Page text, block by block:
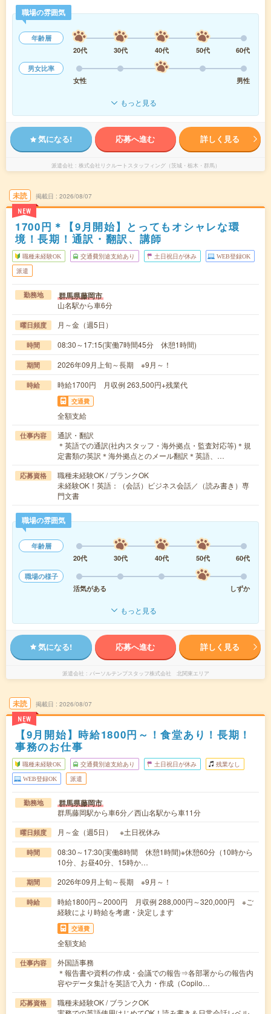
職場の雰囲気
年齢層
20代
30代 40代 50代
60代
男女比率
女性
男性
もっと見る
気になる! 応募へ進む 詳しく見る
派遣会社 株式会社リクルートスタッフィング（茨城・栃木・群馬）
未読
NEW
掲載日 2026/08/07
1700円＊【9月開始】とってもオシャレな環
境！長期！通訳・翻訳、講師
職種未経験OK 交通費別途支給あり 土日祝日が休み WEB登録OK
派遣
勤務地 群馬県藤岡市
山名駅から車6分
曜日頻度 月～金（週5日）
時間 08:30～17:15(実働7時間45分 休憩1時間)
期間 2026年09月上旬～長期 ※9月～！
時給 時給1700円 月収例 263,500円+残業代
交通費
全額支給
仕事内容
通訳・翻訳
＊英語での通訳(社内スタッフ・海外拠点・監査対応等)＊規
定書類の英訳＊海外拠点とのメール翻訳＊英語、…
応募資格
職種未経験OK / ブランクOK
未経験OK！英語：（会話）ビジネス会話／（読み書き）専
門文書
職場の雰囲気
年齢層
20代
30代 40代 50代
60代
職場の様子
活気がある
しずか
もっと見る
気になる! 応募へ進む 詳しく見る
派遣会社 パーソルテンプスタッフ株式会社 北関東エリア
未読
NEW
掲載日 2026/08/07
【9月開始】時給1800円～！食堂あり！長期！
事務のお仕事
職種未経験OK 交通費別途支給あり 土日祝日が休み 残業なし
WEB登録OK 派遣
勤務地 群馬県藤岡市
群馬藤岡駅から車6分／西山名駅から車11分
曜日頻度 月～金（週5日） ※土日祝休み
時間
08:30～17:30(実働8時間 休憩1時間)※休憩60分（10時から
10分、お昼40分、15時か…
期間 2026年09月上旬～長期 ※9月～！
時給
時給1800円～2000円 月収例 288,000円～320,000円 ※ご
経験により時給を考慮・決定します
交通費
全額支給
仕事内容
外国語事務
＊報告書や資料の作成・会議での報告⇒各部署からの報告内
容やデータ集計を英語で入力・作成（Copilo…
応募資格
職種未経験OK / ブランクOK